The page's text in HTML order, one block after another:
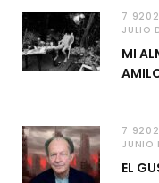
7
JULIO
MI
7
JUNIO
EL